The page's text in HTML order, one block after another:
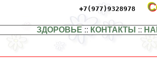
+7(977)9328978
ЗДОРОВЬЕ :: КОНТАКТЫ ::